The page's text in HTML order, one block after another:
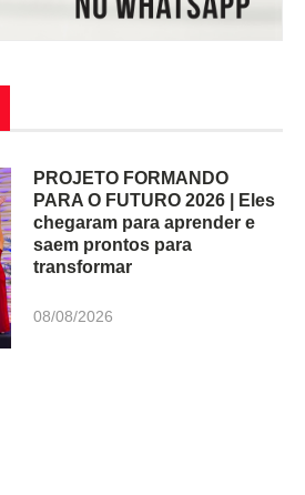
PROJETO FORMANDO
PARA O FUTURO 2026 | Eles
chegaram para aprender e
saem prontos para
transformar
08/08/2026